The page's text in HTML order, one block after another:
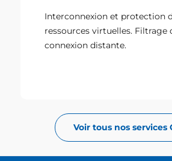
Interconnexion et protection
ressources virtuelles. Filtrage
connexion distante.
Voir tous nos services